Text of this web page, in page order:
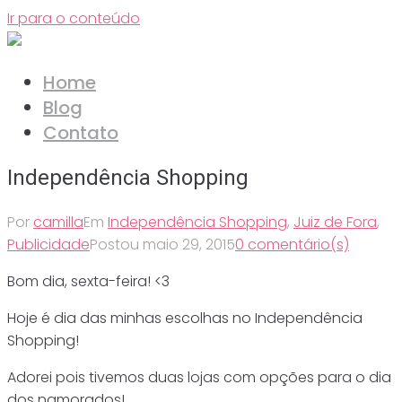
Ir para o conteúdo
Home
Blog
Contato
Independência Shopping
Por camillaEm Independência Shopping, Juiz de Fora,
PublicidadePostou maio 29, 20150 comentário(s)
Bom dia, sexta-feira! <3
Hoje é dia das minhas escolhas no Independência
Shopping!
Adorei pois tivemos duas lojas com opções para o dia